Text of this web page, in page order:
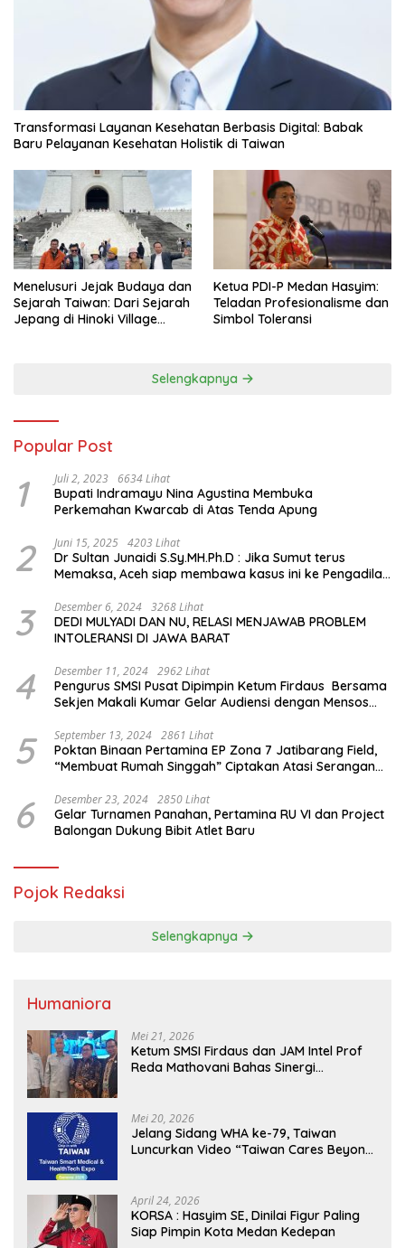
Transformasi Layanan Kesehatan Berbasis Digital: Babak
Baru Pelayanan Kesehatan Holistik di Taiwan
Menelusuri Jejak Budaya dan
Sejarah Taiwan: Dari Sejarah
Jepang di Hinoki Village
Ketua PDI-P Medan Hasyim:
Teladan Profesionalisme dan
Simbol Toleransi
Selengkapnya
Popular Post
1 Juli 2, 2023 6634 Lihat
Bupati Indramayu Nina Agustina Membuka
Perkemahan Kwarcab di Atas Tenda Apung
2 Juni 15, 2025 4203 Lihat
Dr Sultan Junaidi S.Sy.MH.Ph.D : Jika Sumut terus
Memaksa, Aceh siap membawa kasus ini ke Pengadilan
3 Desember 6, 2024 3268 Lihat
DEDI MULYADI DAN NU, RELASI MENJAWAB PROBLEM
INTOLERANSI DI JAWA BARAT
4 Desember 11, 2024 2962 Lihat
Pengurus SMSI Pusat Dipimpin Ketum Firdaus Bersama
Sekjen Makali Kumar Gelar Audiensi dengan Mensos
5 September 13, 2024 2861 Lihat
Poktan Binaan Pertamina EP Zona 7 Jatibarang Field,
“Membuat Rumah Singgah” Ciptakan Atasi Serangan
6 Desember 23, 2024 2850 Lihat
Gelar Turnamen Panahan, Pertamina RU VI dan Project
Balongan Dukung Bibit Atlet Baru
Pojok Redaksi
Selengkapnya
Humaniora
Mei 21, 2026
Ketum SMSI Firdaus dan JAM Intel Prof
Reda Mathovani Bahas Sinergi
MBG, Perkuat Pengawasan Program
Pemerintah
Mei 20, 2026
Jelang Sidang WHA ke-79, Taiwan
Luncurkan Video “Taiwan Cares Beyond
April 24, 2026
KORSA : Hasyim SE, Dinilai Figur Paling
Siap Pimpin Kota Medan Kedepan